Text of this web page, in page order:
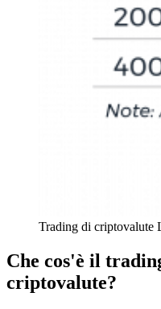
Trading di criptovalute
Che cos'è il
criptovalute?